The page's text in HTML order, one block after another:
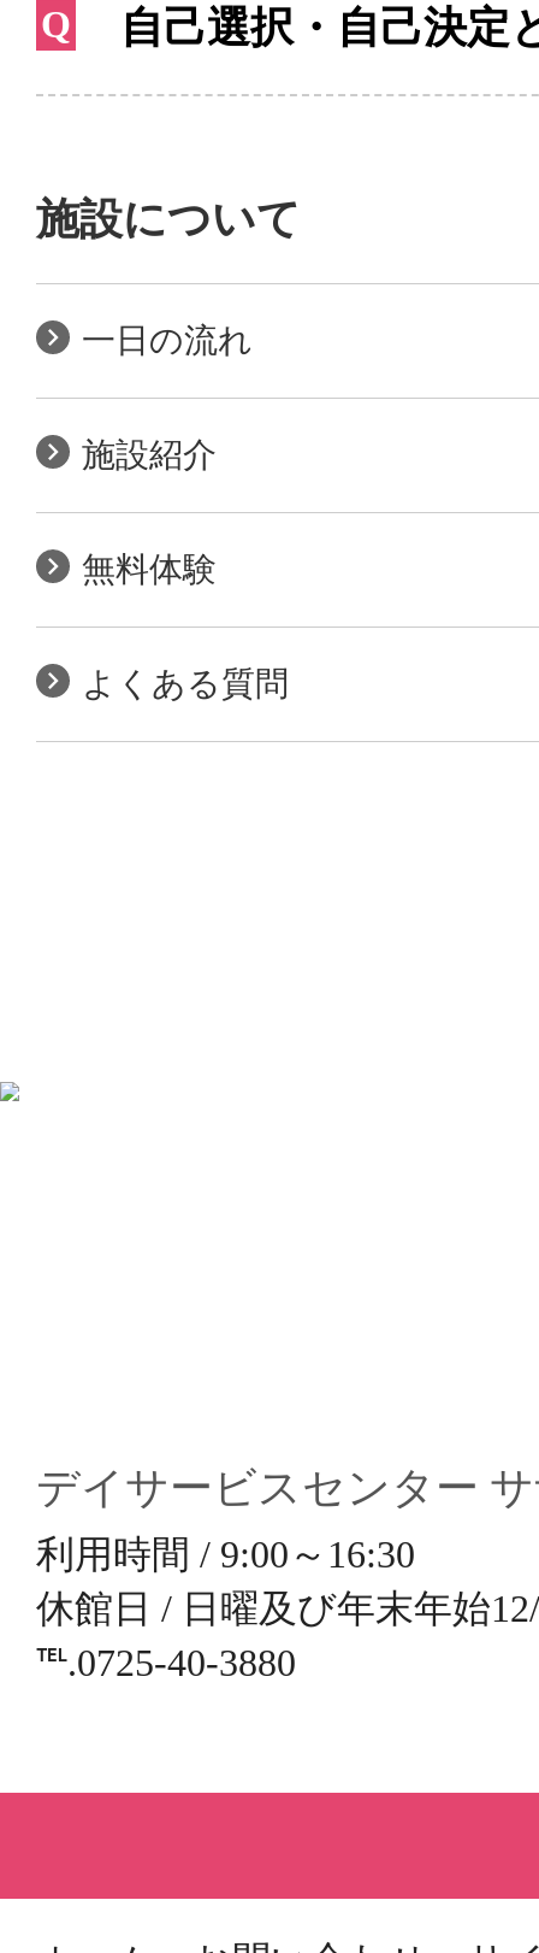
Q 自己選択・自己決定
施設について
一日の流れ
施設紹介
無料体験
よくある質問
デイサービスセンター
利用時間 / 9:00～16:30
休館日 / 日曜及び年末年始
℡.0725-40-3880